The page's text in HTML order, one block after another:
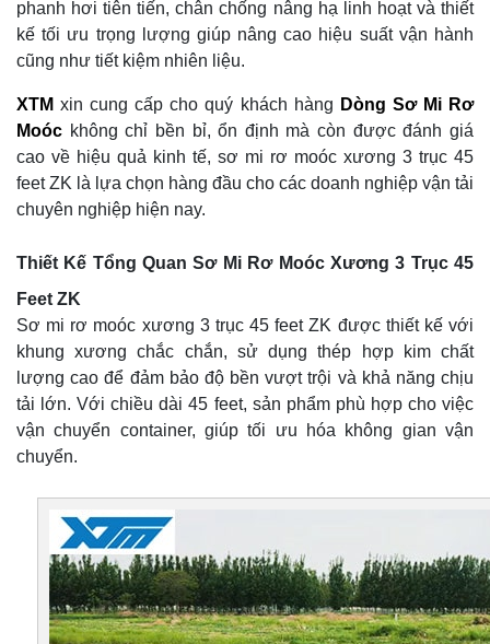
phanh hơi tiên tiến, chân chống nâng hạ linh hoạt và thiết
kế tối ưu trọng lượng giúp nâng cao hiệu suất vận hành
cũng như tiết kiệm nhiên liệu.
XTM xin cung cấp cho quý khách hàng Dòng Sơ Mi Rơ
Moóc không chỉ bền bỉ, ổn định mà còn được đánh giá
cao về hiệu quả kinh tế, sơ mi rơ moóc xương 3 trục 45
feet ZK là lựa chọn hàng đầu cho các doanh nghiệp vận tải
chuyên nghiệp hiện nay.
Thiết Kế Tổng Quan Sơ Mi Rơ Moóc Xương 3 Trục 45
Feet ZK
Sơ mi rơ moóc xương 3 trục 45 feet ZK được thiết kế với
khung xương chắc chắn, sử dụng thép hợp kim chất
lượng cao để đảm bảo độ bền vượt trội và khả năng chịu
tải lớn. Với chiều dài 45 feet, sản phẩm phù hợp cho việc
vận chuyển container, giúp tối ưu hóa không gian vận
chuyển.